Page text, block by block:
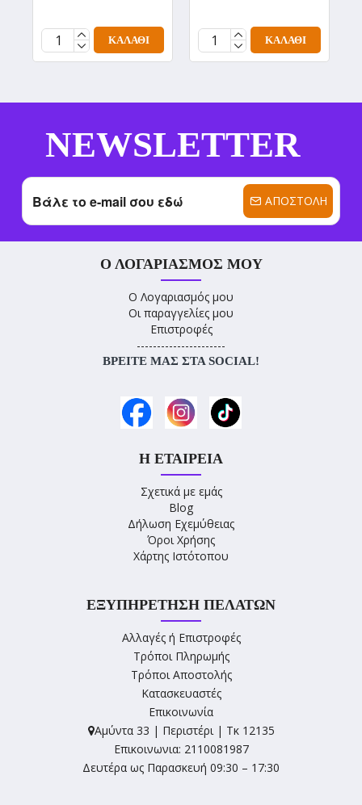
ΚΑΛΆΘΙ ΚΑΛΆΘΙ
NEWSLETTER
ΑΠΟΣΤΟΛΉ
Ο ΛΟΓΑΡΙΑΣΜΌΣ ΜΟΥ
Ο Λογαριασμός μου
Οι παραγγελίες μου
Επιστροφές
----------------------
ΒΡΕΊΤΕ ΜΑΣ ΣΤΑ SOCIAL!
Η ΕΤΑΙΡΕΊΑ
Σχετικά με εμάς
Blog
Δήλωση Εχεμύθειας
Όροι Χρήσης
Χάρτης Ιστότοπου
ΕΞΥΠΗΡΈΤΗΣΗ ΠΕΛΑΤΏΝ
Αλλαγές ή Επιστροφές
Τρόποι Πληρωμής
Τρόποι Αποστολής
Κατασκευαστές
Επικοινωνία
Αμύντα 33 | Περιστέρι | Τκ 12135
Επικοινωνια: 2110081987
Δευτέρα ως Παρασκευή 09:30 – 17:30